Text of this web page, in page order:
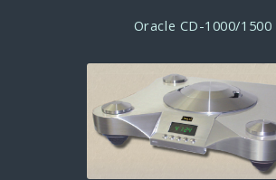
Oracle CD-1000/1500